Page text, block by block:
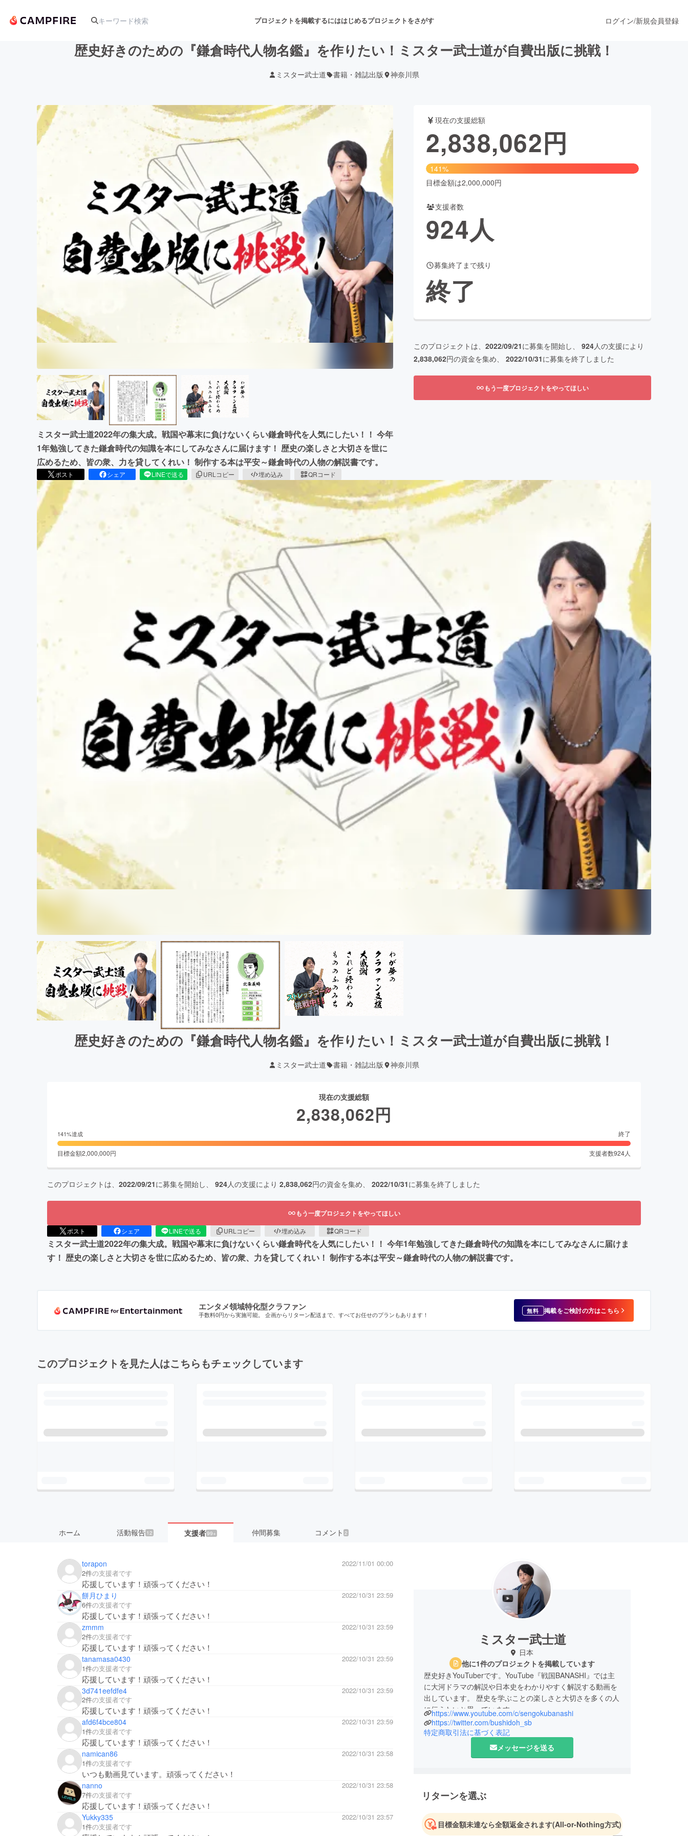
プロジェクトを掲載するにははじめるプロジェクトをさがす
音楽 舞台・パフォーマンス
テクノロジー・ガジェット ゲーム・サービス開発 フード・飲食店 ファッション
映像・映画 書籍・雑誌出版 アニメ・漫画
ビジネス・起業 チャレンジ ビューティー・ヘルスケア
まちづくり・地域活性化
CAMPFIRE for Social GoodCAMPFIRE Creation
CAMPFIREふるさと納税machi-ya コミュニティ
ログイン/新規会員登録
歴史好きのための『鎌倉時代人物名鑑』を作りたい！ミスター武士道が自費出版に挑戦！
ミスター武士道 書籍・雑誌出版 神奈川県
ミスター武士道2022年の集大成。戦国や幕末に負けないくらい鎌倉時代を人気にしたい！！ 今年
1年勉強してきた鎌倉時代の知識を本にしてみなさんに届けます！ 歴史の楽しさと大切さを世に
広めるため、皆の衆、力を貸してくれい！ 制作する本は平安～鎌倉時代の人物の解説書です。
ポスト シェア LINEで送る URLコピー 埋め込み QRコード
現在の支援総額
2,838,062円
141%
目標金額は2,000,000円
支援者数
924人
募集終了まで残り
終了
このプロジェクトは、 2022/09/21に募集を開始し、 924人の支援により
2,838,062円の資金を集め、 2022/10/31に募集を終了しました
もう一度プロジェクトをやってほしい
歴史好きのための『鎌倉時代人物名鑑』を作りたい！ミスター武士道が自費出版に挑戦！
ミスター武士道 書籍・雑誌出版 神奈川県
現在の支援総額
2,838,062円
141%達成 終了
目標金額2,000,000円 支援者数924人
このプロジェクトは、 2022/09/21に募集を開始し、 924人の支援により 2,838,062円の資金を集め、 2022/10/31に募集を終了しました
もう一度プロジェクトをやってほしい
ポスト シェア LINEで送る URLコピー 埋め込み QRコード
ミスター武士道2022年の集大成。戦国や幕末に負けないくらい鎌倉時代を人気にしたい！！ 今年1年勉強してきた鎌倉時代の知識を本にしてみなさんに届けま
す！ 歴史の楽しさと大切さを世に広めるため、皆の衆、力を貸してくれい！ 制作する本は平安～鎌倉時代の人物の解説書です。
エンタメ領域特化型クラファン
手数料0円から実施可能。 企画からリターン配送まで、すべてお任せのプランもあります！ 無料 掲載をご検討の方はこちら
このプロジェクトを見た人はこちらもチェックしています
ホーム 活動報告 12 支援者99+ 仲間募集 コメント 2
torapon
2022/11/01 00:00
2件の支援者です
応援しています！頑張ってください！
餅月ひまり
2022/10/31 23:59
6件の支援者です
応援しています！頑張ってください！
zmmm
2022/10/31 23:59
2件の支援者です
応援しています！頑張ってください！
tanamasa0430
2022/10/31 23:59
1件の支援者です
応援しています！頑張ってください！
3d741eefdfe4
2022/10/31 23:59
2件の支援者です
応援しています！頑張ってください！
afd6f4bce804
2022/10/31 23:59
1件の支援者です
応援しています！頑張ってください！
namican86
2022/10/31 23:58
1件の支援者です
いつも動画見ています。頑張ってください！
nanno
2022/10/31 23:58
7件の支援者です
応援しています！頑張ってください！
Yukky335
2022/10/31 23:57
1件の支援者です
ミスター武士道
日本
他に1件のプロジェクトを掲載しています
歴史好きYouTuberです。YouTube『戦国BANASHI』では主
に大河ドラマの解説や日本史をわかりやすく解説する動画を
出しています。 歴史を学ぶことの楽しさと大切さを多くの人
に伝えたいと思っています。
https://www.youtube.com/c/sengokubanashi
https://twitter.com/bushidoh_sb
特定商取引法に基づく表記
メッセージを送る
リターンを選ぶ
目標金額未達なら全額返金されます(All-or-Nothing方式)